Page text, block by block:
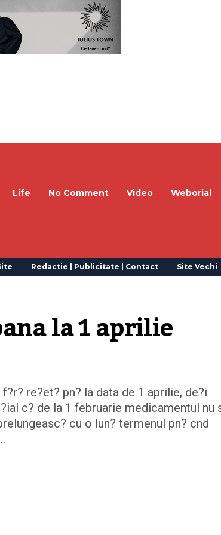
Life No Comment Video
Weborial
Redactie | Publicitate | Contact Site Vechi
la 1 aprilie
re?et? pn? la data de 1 aprilie, de?i
c? de la 1 februarie medicamentul nu
cu o lun? termenul pn? cnd